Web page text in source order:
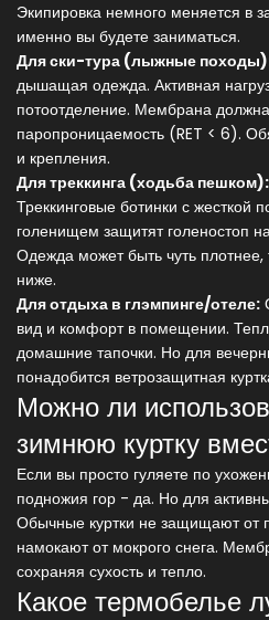
Экипировка немного меняется в
именно вы будете заниматься.
Для ски-тура (лыжные
дышащая одежда. Активная
потоотделение. Мембрана
паропроницаемость (RET < 6).
и крепления.
Для треккинга (ходьба пешком):
Треккинговые ботинки с жесткой
голенищем защитят голеностоп
Одежда может быть чуть плотнее,
ниже.
Для отдыха в глэмпинге/отеле:
вид и комфорт в помещении.
домашние тапочки. Но для
понадобится ветрозащитная
Можно ли
зимнюю куртку
Если вы просто гуляете по
подножия гор - да. Но для
Обычные куртки не защищают от
намокают от мокрого снега.
сохраняя сухость и тепло.
Какое термобелье